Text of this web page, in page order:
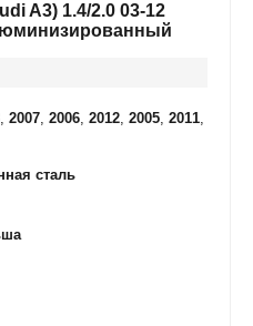
A3) 1.4/2.0 03-12
, 2007, 2006, 2012, 2005, 2011,
сталь